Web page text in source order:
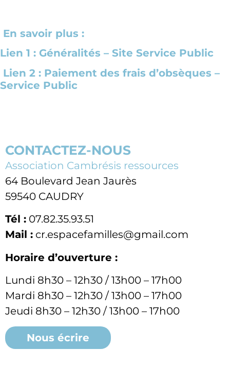
En savoir plus :
Lien 1 : Généralités – Site Service Public
Lien 2 : Paiement des frais d’obsèques –
Service Public
CONTACTEZ-NOUS
Association Cambrésis ressources
64 Boulevard Jean Jaurès
59540 CAUDRY
Tél : 07.82.35.93.51
Mail : cr.espacefamilles@gmail.com
Horaire d’ouverture :
Lundi 8h30 – 12h30 / 13h00 – 17h00
Mardi 8h30 – 12h30 / 13h00 – 17h00
Jeudi 8h30 – 12h30 / 13h00 – 17h00
Nous écrire